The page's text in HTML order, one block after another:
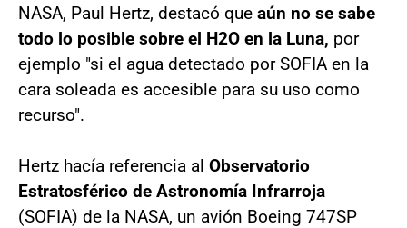
NASA, Paul Hertz, destacó que aún no se sabe
todo lo posible sobre el H2O en la Luna, por
ejemplo "si el agua detectado por SOFIA en la
cara soleada es accesible para su uso como
recurso".
Hertz hacía referencia al Observatorio
Estratosférico de Astronomía Infrarroja
(SOFIA) de la NASA, un avión Boeing 747SP